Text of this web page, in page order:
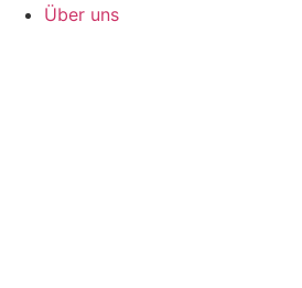
Über uns